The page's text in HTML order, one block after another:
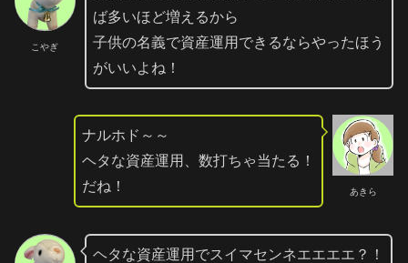
こやぎ
ば多いほど増えるから
子供の名義で資産運用できるならやったほう
がいいよね！
あきら
ナルホド～～
ヘタな資産運用、数打ちゃ当たる！
だね！
ヘタな資産運用でスイマセンネエエエエ？！